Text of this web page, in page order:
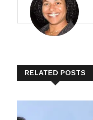
RELATED POSTS